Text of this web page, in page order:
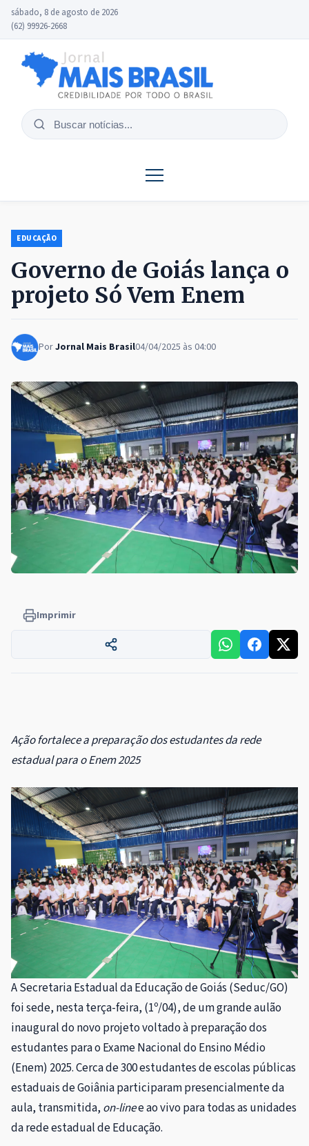
sábado, 8 de agosto de 2026
(62) 99926-2668
Buscar
EDUCAÇÃO
Governo de Goiás lança o
projeto Só Vem Enem
PorJornal Mais Brasil04/04/2025 às 04:00
Imprimir
Ação fortalece a preparação dos estudantes da rede
estadual para o Enem 2025
A Secretaria Estadual da Educação de Goiás (Seduc/GO)
foi sede, nesta terça-feira, (1º/04), de um grande aulão
inaugural do novo projeto voltado à preparação dos
estudantes para o Exame Nacional do Ensino Médio
(Enem) 2025. Cerca de 300 estudantes de escolas públicas
estaduais de Goiânia participaram presencialmente da
aula, transmitida, on-linee ao vivo para todas as unidades
da rede estadual de Educação.